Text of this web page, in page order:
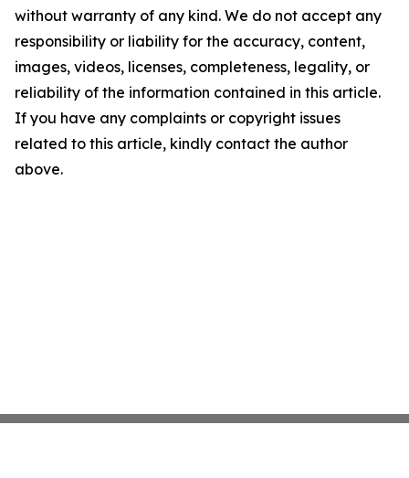
without warranty of any kind. We do not accept any
responsibility or liability for the accuracy, content,
images, videos, licenses, completeness, legality, or
reliability of the information contained in this article.
If you have any complaints or copyright issues
related to this article, kindly contact the author
above.